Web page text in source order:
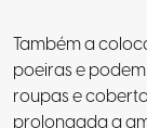
Também a
poeiras e
roupas e
prolongada a